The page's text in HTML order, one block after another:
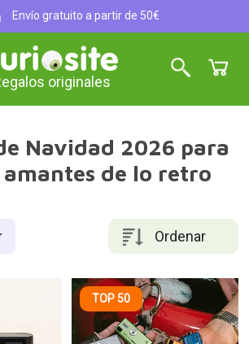
Envío gratuito a partir de 50€
originales
Navidad 2026 para
amantes de lo retro
Ordenar
TOP 50